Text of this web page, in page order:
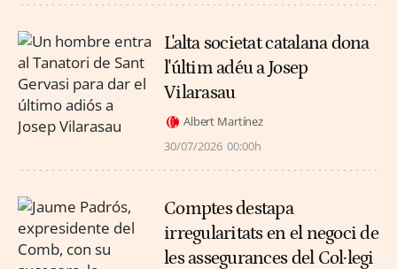
L'alta societat catalana dona
l'últim adéu a Josep
Vilarasau
Albert Martínez
30/07/2026 00:00h
Comptes destapa
irregularitats en el negoci de
les assegurances del Col·legi